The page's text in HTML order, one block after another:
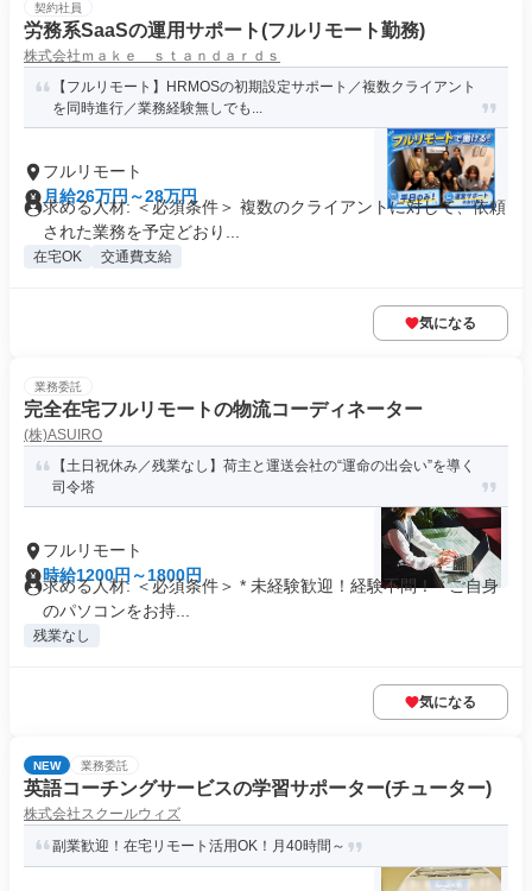
契約社員
労務系SaaSの運用サポート(フルリモート勤務)
株式会社ｍａｋｅ ｓｔａｎｄａｒｄｓ
【フルリモート】HRMOSの初期設定サポート／複数クライアント
を同時進行／業務経験無しでも...
フルリモート
月給26万円～28万円
求める人材: ＜必須条件＞ 複数のクライアントに対して、依頼
された業務を予定どおり...
在宅OK 交通費支給
気になる
業務委託
完全在宅フルリモートの物流コーディネーター
(株)ASUIRO
【土日祝休み／残業なし】荷主と運送会社の“運命の出会い”を導く
司令塔
フルリモート
時給1200円～1800円
求める人材: ＜必須条件＞ * 未経験歓迎！経験不問！ * ご自身
のパソコンをお持...
残業なし
気になる
NEW 業務委託
英語コーチングサービスの学習サポーター(チューター)
株式会社スクールウィズ
副業歓迎！在宅リモート活用OK！月40時間～